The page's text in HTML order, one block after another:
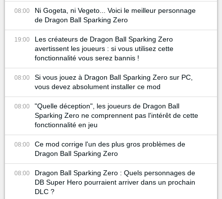
08:00
Ni Gogeta, ni Vegeto... Voici le meilleur personnage
de Dragon Ball Sparking Zero
19:00
Les créateurs de Dragon Ball Sparking Zero
avertissent les joueurs : si vous utilisez cette
fonctionnalité vous serez bannis !
08:00
Si vous jouez à Dragon Ball Sparking Zero sur PC,
vous devez absolument installer ce mod
08:00
"Quelle déception", les joueurs de Dragon Ball
Sparking Zero ne comprennent pas l'intérêt de cette
fonctionnalité en jeu
08:00
Ce mod corrige l'un des plus gros problèmes de
Dragon Ball Sparking Zero
08:00
Dragon Ball Sparking Zero : Quels personnages de
DB Super Hero pourraient arriver dans un prochain
DLC ?